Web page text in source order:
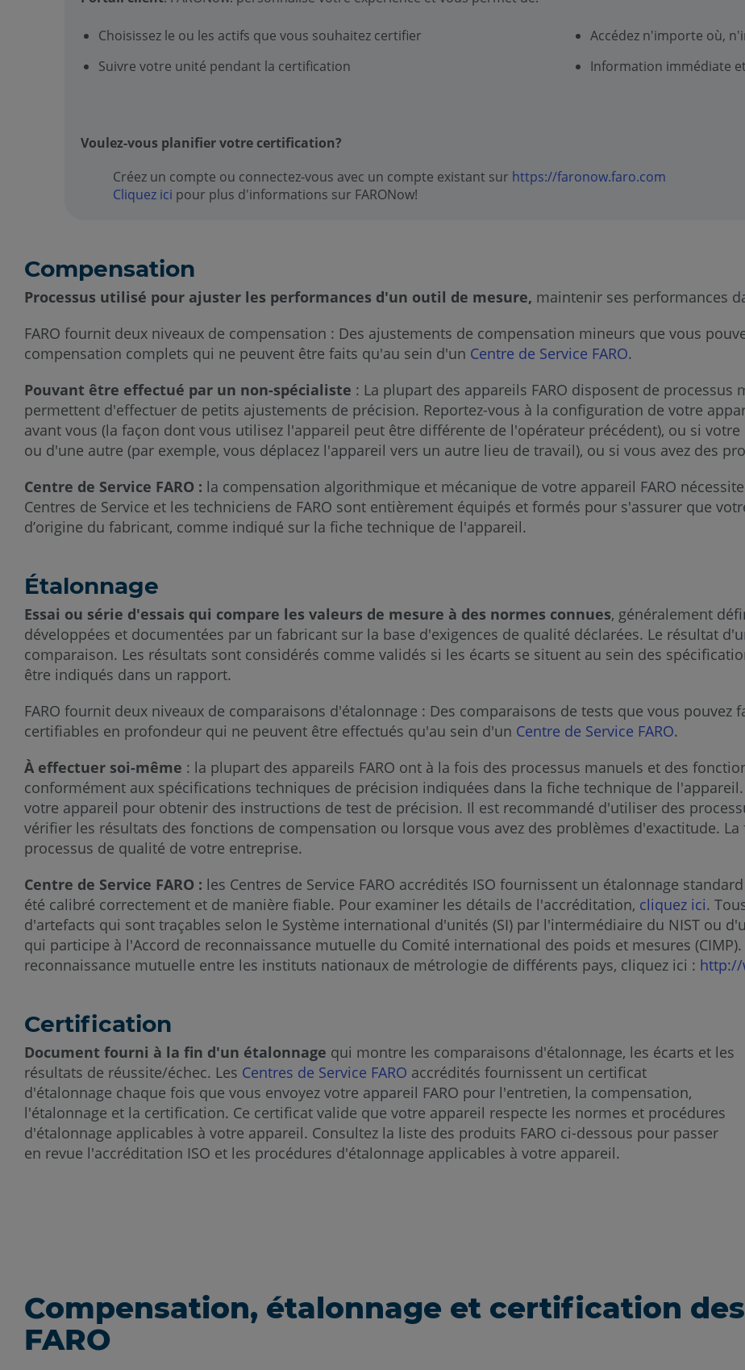
Choisissez le ou les actifs que vous souhaitez certifier
Suivre votre unité pendant la certification
Accédez n'importe où,
Information immédiate
Voulez-vous planifier votre certification?
Créez un compte ou connectez-vous avec un compte existant sur https://faronow.faro.com
Cliquez ici pour plus d'informations sur FARONow!
Compensation
Processus utilisé pour ajuster les performances d'un outil de mesure, maintenir ses performances
FARO fournit deux niveaux de compensation : Des ajustements de compensation mineurs que vous
compensation complets qui ne peuvent être faits qu'au sein d'un Centre de Service FARO.
Pouvant être effectué par un non-spécialiste : La plupart des appareils FARO disposent de
permettent d'effectuer de petits ajustements de précision. Reportez-vous à la configuration de votre
avant vous (la façon dont vous utilisez l'appareil peut être différente de l'opérateur précédent), ou si
ou d'une autre (par exemple, vous déplacez l'appareil vers un autre lieu de travail), ou si vous avez des
Centre de Service FARO : la compensation algorithmique et mécanique de votre appareil FARO
Centres de Service et les techniciens de FARO sont entièrement équipés et formés pour s'assurer que
d’origine du fabricant, comme indiqué sur la fiche technique de l'appareil.
Étalonnage
Essai ou série d'essais qui compare les valeurs de mesure à des normes connues, généralement
développées et documentées par un fabricant sur la base d'exigences de qualité déclarées. Le résultat
comparaison. Les résultats sont considérés comme validés si les écarts se situent au sein des
être indiqués dans un rapport.
FARO fournit deux niveaux de comparaisons d'étalonnage : Des comparaisons de tests que vous pouvez
certifiables en profondeur qui ne peuvent être effectués qu'au sein d'un Centre de Service FARO.
À effectuer soi-même : la plupart des appareils FARO ont à la fois des processus manuels et des
conformément aux spécifications techniques de précision indiquées dans la fiche technique de
votre appareil pour obtenir des instructions de test de précision. Il est recommandé d'utiliser des
vérifier les résultats des fonctions de compensation ou lorsque vous avez des problèmes d'exactitude.
processus de qualité de votre entreprise.
Centre de Service FARO : les Centres de Service FARO accrédités ISO fournissent un étalonnage
été calibré correctement et de manière fiable. Pour examiner les détails de l'accréditation, cliquez ici.
d'artefacts qui sont traçables selon le Système international d'unités (SI) par l'intermédiaire du NIST ou
qui participe à l'Accord de reconnaissance mutuelle du Comité international des poids et mesures
reconnaissance mutuelle entre les instituts nationaux de métrologie de différents pays, cliquez ici :
Certification
Document fourni à la fin d'un étalonnage qui montre les comparaisons d'étalonnage, les écarts et les
résultats de réussite/échec. Les Centres de Service FARO accrédités fournissent un certificat
d'étalonnage chaque fois que vous envoyez votre appareil FARO pour l'entretien, la compensation,
l'étalonnage et la certification. Ce certificat valide que votre appareil respecte les normes et procédures
d'étalonnage applicables à votre appareil. Consultez la liste des produits FARO ci-dessous pour passer
en revue l'accréditation ISO et les procédures d'étalonnage applicables à votre appareil.
Compensation, étalonnage et certification
FARO